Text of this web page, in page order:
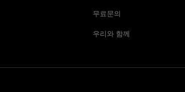
무료문의
우리와 함께